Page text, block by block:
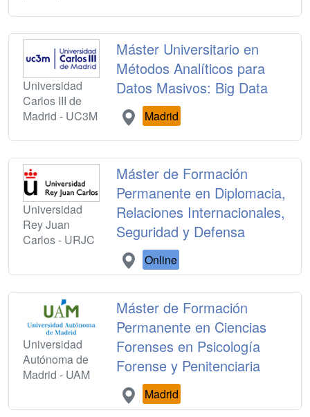
Universidad
Carlos III de
Madrid - UC3M
Máster Universitario en
Métodos Analíticos para
Datos Masivos: Big Data
Madrid
Universidad
Rey Juan
Carlos - URJC
Máster de Formación
Permanente en Diplomacia,
Relaciones Internacionales,
Seguridad y Defensa
Online
Universidad
Autónoma de
Madrid - UAM
Máster de Formación
Permanente en Ciencias
Forenses en Psicología
Forense y Penitenciaria
Madrid